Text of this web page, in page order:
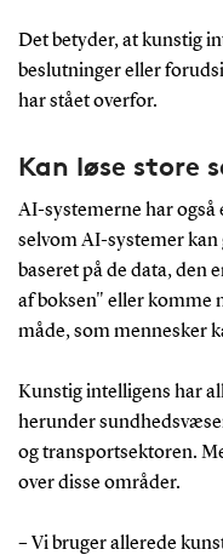
Det betyder, at kunstig
beslutninger eller
har stået overfor.
Kan løse store
AI-systemerne har også
selvom AI-systemer kan
baseret på de data, den
af boksen" eller komme
måde, som mennesker
Kunstig intelligens har
herunder
og transportsektoren.
over disse områder.
– Vi bruger allerede